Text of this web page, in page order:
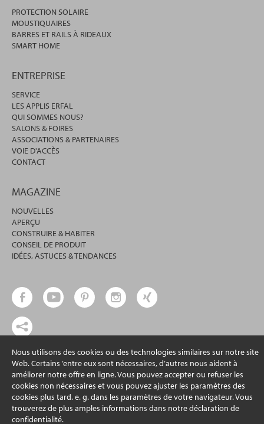
Nous utilisons des cookies ou des technologies similaires sur notre site
Web. Certains ’entre eux sont nécessaires, d’autres nous aident à
améliorer notre offre en ligne. Vous pouvez accepter ou refuser les
cookies non nécessaires et vous pouvez ajuster les paramètres des
cookies plus tard. e. g. dans les paramètres de votre navigateur. Vous
trouverez de plus amples informations dans notre déclaration de
confidentialité.
PROTECTION SOLAIRE
MOUSTIQUAIRES
BARRES ET RAILS À RIDEAUX
SMART HOME
ENTREPRISE
SERVICE
LES APPLIS ERFAL
QUI SOMMES NOUS?
SALONS & FOIRES
ASSOCIATIONS & PARTENAIRES
VOIE D'ACCÈS
CONTACT
MAGAZINE
NOUVELLES
APERÇU
CONSTRUIRE & HABITER
CONSEIL DE PRODUIT
IDÉES, ASTUCES & TENDANCES
© 2026 erfal GmbH & Co. KG